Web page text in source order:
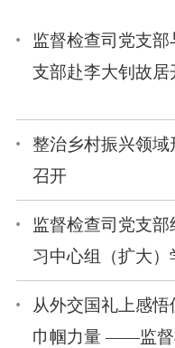
监督检查司党支
支部赴李大钊故
整治乡村振兴领
召开
监督检查司党支
习中心组（扩大）
从外交国礼上感
巾帼力量 ——监督